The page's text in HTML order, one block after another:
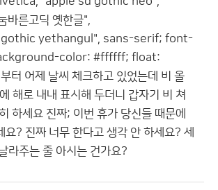
른고딕 옛한글",
yethangul", sans-serif; font-
color: #ffffff; float:
터 어제 날씨 체크하고 있었는데 비 올
해로 내내 표시해 두더니 갑자기 비 쳐
하세요 진짜; 이번 휴가 당신들 때문에
요? 진짜 너무 한다고 생각 안 하세요? 세
라주는 줄 아시는 건가요?